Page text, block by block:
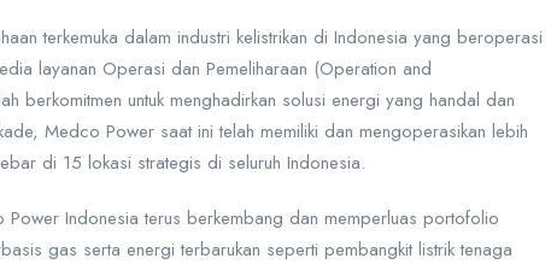
terkemuka dalam industri kelistrikan di Indonesia yang beroperasi
layanan Operasi dan Pemeliharaan (Operation and
berkomitmen untuk menghadirkan solusi energi yang handal dan
Medco Power saat ini telah memiliki dan mengoperasikan lebih
di 15 lokasi strategis di seluruh Indonesia.
Indonesia terus berkembang dan memperluas portofolio
gas serta energi terbarukan seperti pembangkit listrik tenaga